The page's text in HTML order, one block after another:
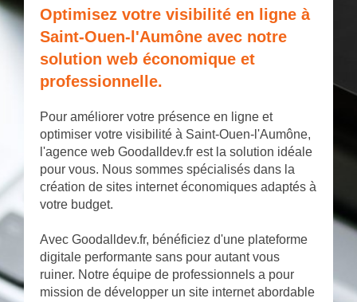
Optimisez votre visibilité en ligne à
Saint-Ouen-l'Aumône avec notre
solution web économique et
professionnelle.
Pour améliorer votre présence en ligne et
optimiser votre visibilité à Saint-Ouen-l'Aumône,
l'agence web Goodalldev.fr est la solution idéale
pour vous. Nous sommes spécialisés dans la
création de sites internet économiques adaptés à
votre budget.
Avec Goodalldev.fr, bénéficiez d'une plateforme
digitale performante sans pour autant vous
ruiner. Notre équipe de professionnels a pour
mission de développer un site internet abordable